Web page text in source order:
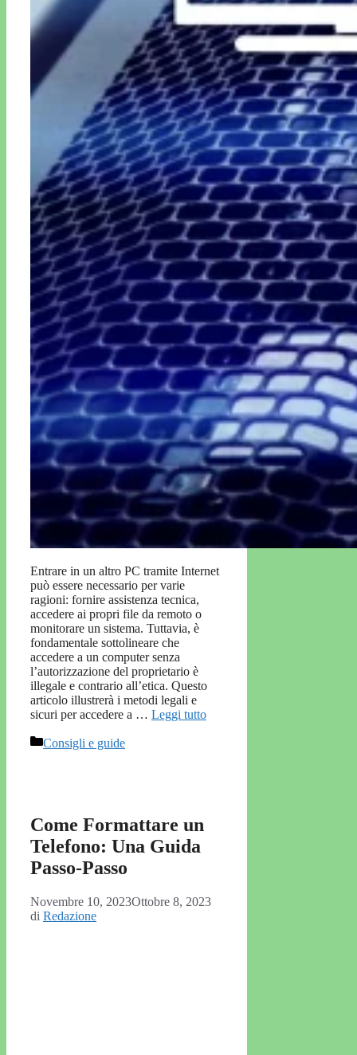
Entrare in un altro PC tramite Internet
può essere necessario per varie
ragioni: fornire assistenza tecnica,
accedere ai propri file da remoto o
monitorare un sistema. Tuttavia, è
fondamentale sottolineare che
accedere a un computer senza
l’autorizzazione del proprietario è
illegale e contrario all’etica. Questo
articolo illustrerà i metodi legali e
sicuri per accedere a … Leggi tutto
Categorie
Consigli e guide
Come Formattare un
Telefono: Una Guida
Passo-Passo
Novembre 10, 2023Ottobre 8, 2023
di Redazione